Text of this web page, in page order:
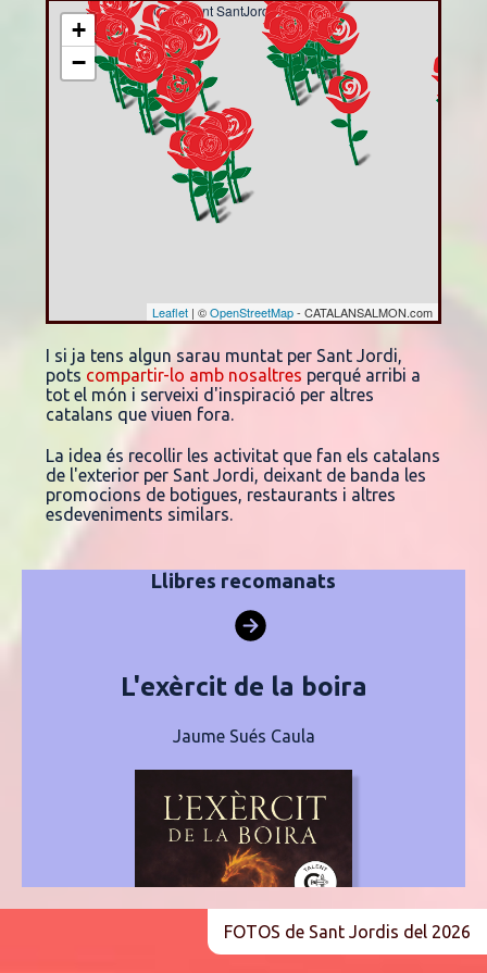
Carregant SantJording 2026....
+
−
Leaflet | ©OpenStreetMap- CATALANSALMON.com
I si ja tens algun sarau muntat per Sant Jordi,
pots compartir-lo amb nosaltres perqué arribi a
tot el món i serveixi d'inspiració per altres
catalans que viuen fora.
La idea és recollir les activitat que fan els catalans
de l'exterior per Sant Jordi, deixant de banda les
promocions de botigues, restaurants i altres
esdeveniments similars.
Llibres recomanats
FOTOS de Sant Jordis del 2026